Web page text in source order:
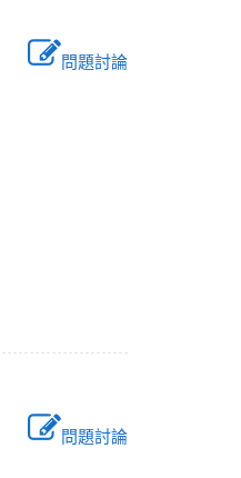
問題討論
問題討論